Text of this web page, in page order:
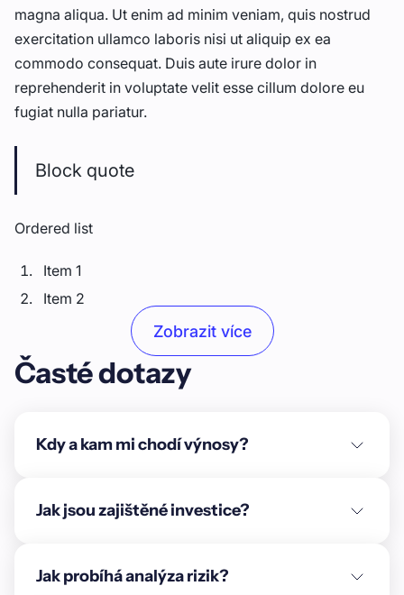
magna aliqua. Ut enim ad minim veniam, quis nostrud
exercitation ullamco laboris nisi ut aliquip ex ea
commodo consequat. Duis aute irure dolor in
reprehenderit in voluptate velit esse cillum dolore eu
fugiat nulla pariatur.
Block quote
Ordered list
Item 1
Item 2
Unordered list
Item B
Text link
Emphasis
Zobrazit více
Časté dotazy
Kdy a kam mi chodí výnosy?
Jak jsou zajištěné investice?
Jak probíhá analýza rizik?